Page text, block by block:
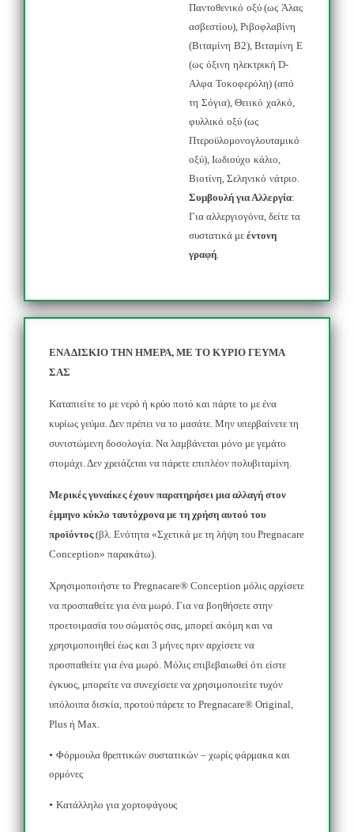
Παντοθενικό οξύ (ως Άλας
ασβεστίου), Ριβοφλαβίνη
(Βιταμίνη Β2), Βιταμίνη Ε
(ως όξινη ηλεκτρική D-
Αλφα Τοκοφερόλη) (από
τη Σόγια), Θειικό χαλκό
φυλλικό οξύ (ως
Πτεροϋλομονογλουταμικό
οξύ), Ιωδιούχο κάλιο
Βιοτίνη Σεληνικό νάτριο
Συμβουλή για Αλλεργία:
Για αλλεργιογόνα, δείτε τα
συστατικά με έντονη
γραφή
ΕΝΑ ΔΙΣΚΙΟ ΤΗΝ ΗΜΕΡΑ, ΜΕ ΤΟ ΚΥΡΙΟ ΓΕΥΜΑ
ΣΑΣ
Καταπιείτε το με νερό ή κρύο ποτό και πάρτε το με ένα
κυρίως γεύμα. Δεν πρέπει να το μασάτε. Μην υπερβαίνετε τη
συνιστώμενη δοσολογία. Να λαμβάνεται μόνο με γεμάτο
στομάχι. Δεν χρειάζεται να πάρετε επιπλέον πολυβιταμίνη.
Μερικές γυναίκες έχουν παρατηρήσει μια αλλαγή στον
έμμηνο κύκλο ταυτόχρονα με τη χρήση αυτού του
προϊόντος(βλ. Ενότητα «Σχετικά με τη λήψη του Pregnacare
Conception» παρακάτω).
Χρησιμοποιήστε το Pregnacare® Conception μόλις αρχίσετε
να προσπαθείτε για ένα μωρό. Για να βοηθήσετε στην
προετοιμασία του σώματός σας, μπορεί ακόμη και να
χρησιμοποιηθεί έως και 3 μήνες πριν αρχίσετε να
προσπαθείτε για ένα μωρό. Μόλις επιβεβαιωθεί ότι είστε
έγκυος, μπορείτε να συνεχίσετε να χρησιμοποιείτε τυχόν
υπόλοιπα δισκία, προτού πάρετε το Pregnacare® Original
Plus ή Max
• Φόρμουλα θρεπτικών συστατικών – χωρίς φάρμακα και
ορμόνες
• Κατάλληλο για χορτοφάγους